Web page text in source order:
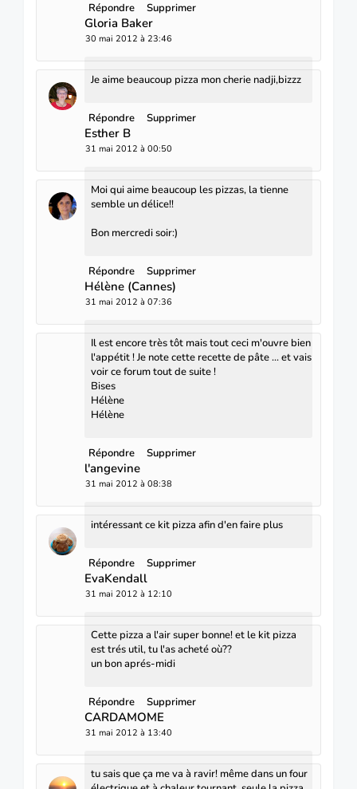
Répondre Supprimer
Gloria Baker
30 mai 2012 à 23:46
Je aime beaucoup pizza mon cherie nadji,bizzz
Répondre Supprimer
Esther B
31 mai 2012 à 00:50
Moi qui aime beaucoup les pizzas, la tienne
semble un délice!!
Bon mercredi soir:)
Répondre Supprimer
Hélène (Cannes)
31 mai 2012 à 07:36
Il est encore très tôt mais tout ceci m'ouvre bien
l'appétit ! Je note cette recette de pâte ... et vais
voir ce forum tout de suite !
Bises
Hélène
Hélène
Répondre Supprimer
l'angevine
31 mai 2012 à 08:38
intéressant ce kit pizza afin d'en faire plus
Répondre Supprimer
EvaKendall
31 mai 2012 à 12:10
Cette pizza a l'air super bonne! et le kit pizza
est trés util, tu l'as acheté où??
un bon aprés-midi
Répondre Supprimer
CARDAMOME
31 mai 2012 à 13:40
tu sais que ça me va à ravir! même dans un four